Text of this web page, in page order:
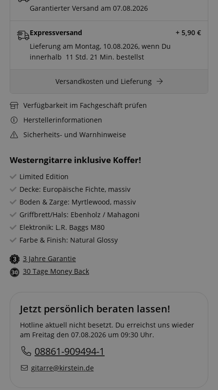
Westerngitarre inklusive Koffer!
Limited Edition
Decke: Europäische Fichte, massiv
Boden & Zarge: Myrtlewood, massiv
Griffbrett/Hals: Ebenholz / Mahagoni
Elektronik: L.R. Baggs M80
Farbe & Finish: Natural Glossy
3 Jahre Garantie
30 Tage Money Back
Garantierter Versand am 07.08.2026
Expressversand + 5,90 €
Lieferung am Montag, 10.08.2026, wenn Du
innerhalb 11 Std. 21 Min. bestellst
Versandkosten und Lieferung
Verfügbarkeit im Fachgeschäft prüfen
Herstellerinformationen
Sicherheits- und Warnhinweise
Jetzt persönlich beraten lassen!
Hotline aktuell nicht besetzt. Du erreichst uns wieder
am Freitag den 07.08.2026 um 09:30 Uhr.
08861-909494-1
gitarre@kirstein.de